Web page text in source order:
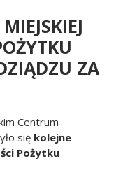
ZA
Centrum
się kolejne
Pożytku